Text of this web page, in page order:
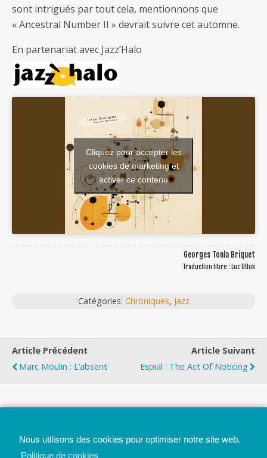
sont intrigués par tout cela, mentionnons que
« Ancestral Number II » devrait suivre cet automne.
En partenariat avec Jazz’Halo
Cliquez pour accepter les
cookies de marketing et
activer ce contenu
Georges Tonla Briquet
Traduction libre : Luc Utluk
Catégories: Chroniques, Jazz
Article Précédent
Marc Moulin : L’absent
Article Suivant
Espial : The Act Of Noticing
Nous utilisons des cookies pour optimiser notre site web.
Politique de cookies